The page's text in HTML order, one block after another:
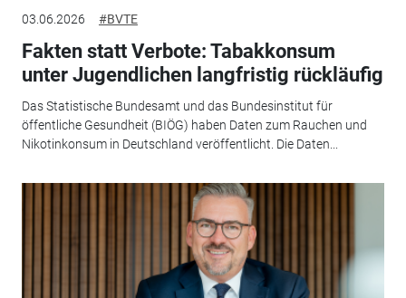
03.06.2026 #BVTE
Fakten statt Verbote: Tabakkonsum
unter Jugendlichen langfristig rückläufig
Das Statistische Bundesamt und das Bundesinstitut für
öffentliche Gesundheit (BIÖG) haben Daten zum Rauchen und
Nikotinkonsum in Deutschland veröffentlicht. Die Daten...